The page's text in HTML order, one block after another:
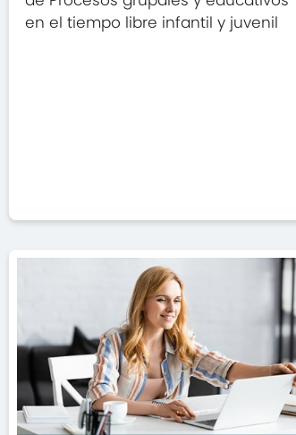
en el tiempo libre infantil y juvenil